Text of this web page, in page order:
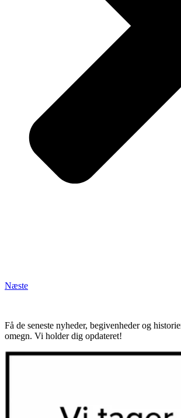
Næste
Få de seneste nyheder, begivenheder og
omegn. Vi holder dig opdateret!